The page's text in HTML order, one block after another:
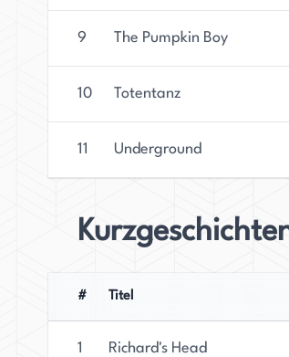
9 The Pumpkin Boy
10 Totentanz
11 Underground
# Titel
1 Richard's Head